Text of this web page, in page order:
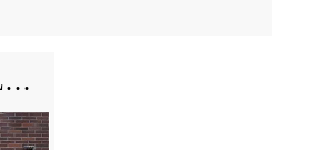
Aluminium-Legierung Rolle Shutter Tür